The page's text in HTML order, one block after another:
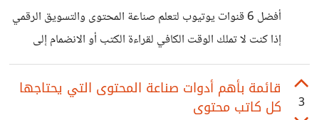
التفاعل وتقديم محادثة تبدو بشرية اعتماداً على نموذج اللغة من
خلال فهم نية الإنسان من سؤاله وتقديم الإجابات المفيدة له.
أفضل 6 قنوات يوتيوب لتعلم صناعة المحتوى والتسويق الرقمي
إذا كنت لا تملك الوقت الكافي لقراءة الكتب أو الانضمام إلى
دورات التسويق الرقمي أو صناعة المحتوى ⌚ من المؤكد أنك
تمتلك بعض الوقت لمشاهدة بعض الفيديوهات التعليمية عبر
3
قائمة بأهم أدوات صناعة المحتوى التي يحتاجها
كل كاتب محتوى